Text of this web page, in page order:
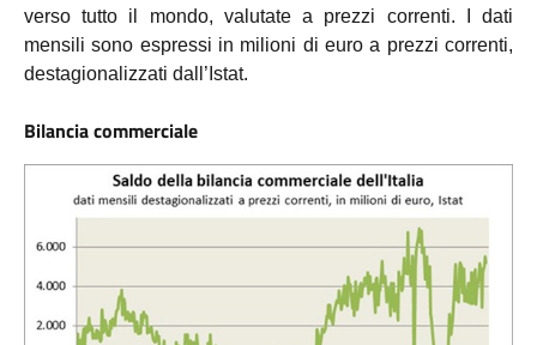
verso tutto il mondo, valutate a prezzi correnti. I dati
mensili sono espressi in milioni di euro a prezzi correnti,
destagionalizzati dall’Istat.
Bilancia commerciale